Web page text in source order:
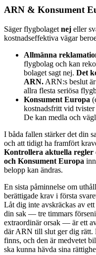
ARN & Konsument
Säger flygbolaget nej eller
kostnadseffektiva vägar
Allmänna
flygbolag och kan
bolaget sagt nej. Det
ARN. ARN:s beslut
allra flesta seriösa
Konsument Europa
kostnadsfritt vid tvister
De kan medla och
I båda fallen stärker det din
och att tidigt ha framfört
Kontrollera aktuella regler
och Konsument Europa
belopp kan ändras.
En sista påminnelse om
berättigade krav i första
Låt dig inte avskräckas av
din sak — tre timmars
extraordinär orsak — är ett
där ARN till slut ger dig rätt.
finns, och den är medvetet
ska kunna hävda sina